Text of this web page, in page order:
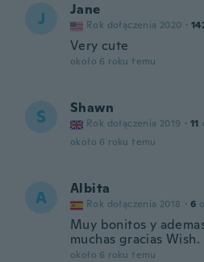
J Jane
Rok dołączenia 2020 ·
Very cute
około 6 roku temu
S Shawn
Rok dołączenia 2019 · 11
około 6 roku temu
A Albita
Rok dołączenia 2018 · 6
Muy bonitos y
muchas gracias Wish.
około 6 roku temu